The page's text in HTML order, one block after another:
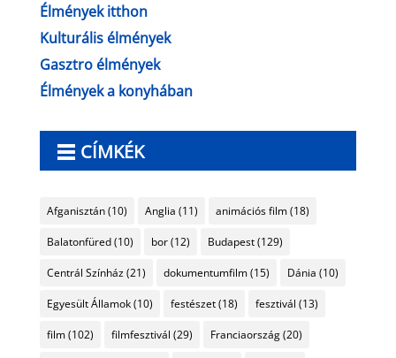
Élmények itthon
Kulturális élmények
Gasztro élmények
Élmények a konyhában
CÍMKÉK
Afganisztán(10) Anglia (11) animációs film(18)
Balatonfüred(10) bor(12) Budapest(129)
Centrál Színház(21) dokumentumfilm(15) Dánia (10)
Egyesült Államok(10) festészet(18) fesztivál (13)
film(102) filmfesztivál (29) Franciaország(20)